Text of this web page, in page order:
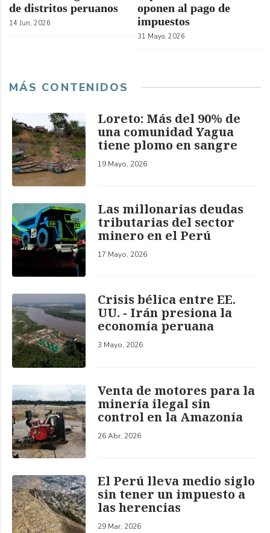
de distritos peruanos
14 Jun, 2026
oponen al pago de
impuestos
31 Mayo, 2026
MÁS CONTENIDOS
Loreto: Más del 90% de
una comunidad Yagua
tiene plomo en sangre
19 Mayo, 2026
Las millonarias deudas
tributarias del sector
minero en el Perú
17 Mayo, 2026
Crisis bélica entre EE.
UU. - Irán presiona la
economía peruana
3 Mayo, 2026
Venta de motores para la
minería ilegal sin
control en la Amazonía
26 Abr, 2026
El Perú lleva medio siglo
sin tener un impuesto a
las herencias
29 Mar, 2026